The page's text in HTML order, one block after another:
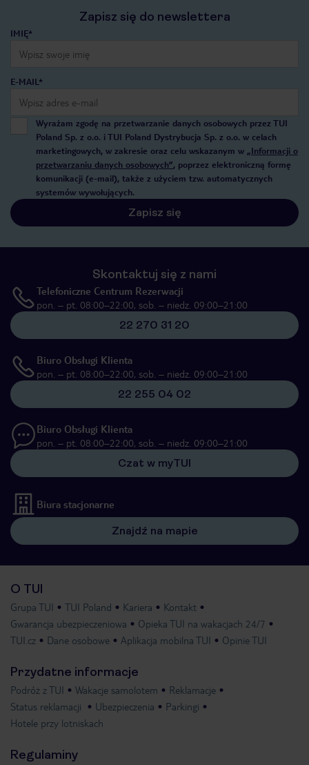
Zapisz się do newslettera
IMIĘ*
E-MAIL*
Wyrażam zgodę na przetwarzanie danych osobowych przez TUI
Poland Sp. z o.o. i TUI Poland Dystrybucja Sp. z o.o. w celach
marketingowych, w zakresie oraz celu wskazanym w „Informacji o
przetwarzaniu danych osobowych”, poprzez elektroniczną formę
komunikacji (e-mail), także z użyciem tzw. automatycznych
systemów wywołujących.
Zapisz się
Skontaktuj się z nami
Telefoniczne Centrum Rezerwacji
pon. – pt. 08:00–22:00, sob. – niedz. 09:00–21:00
22 270 31 20
Biuro Obsługi Klienta
pon. – pt. 08:00–22:00, sob. – niedz. 09:00–21:00
22 255 04 02
Biuro Obsługi Klienta
pon. – pt. 08:00–22:00, sob. – niedz. 09:00–21:00
Czat w myTUI
Biura stacjonarne
Znajdź na mapie
O TUI
Grupa TUI TUI Poland Kariera
Kontakt
Gwarancja ubezpieczeniowa
Opieka TUI na wakacjach 24/7
TUI.cz
Dane osobowe Aplikacja mobilna TUI Opinie TUI
Przydatne informacje
Podróż z TUI Wakacje samolotem
Reklamacje
Status reklamacji
Ubezpieczenia
Parkingi
Hotele przy lotniskach
Regulaminy